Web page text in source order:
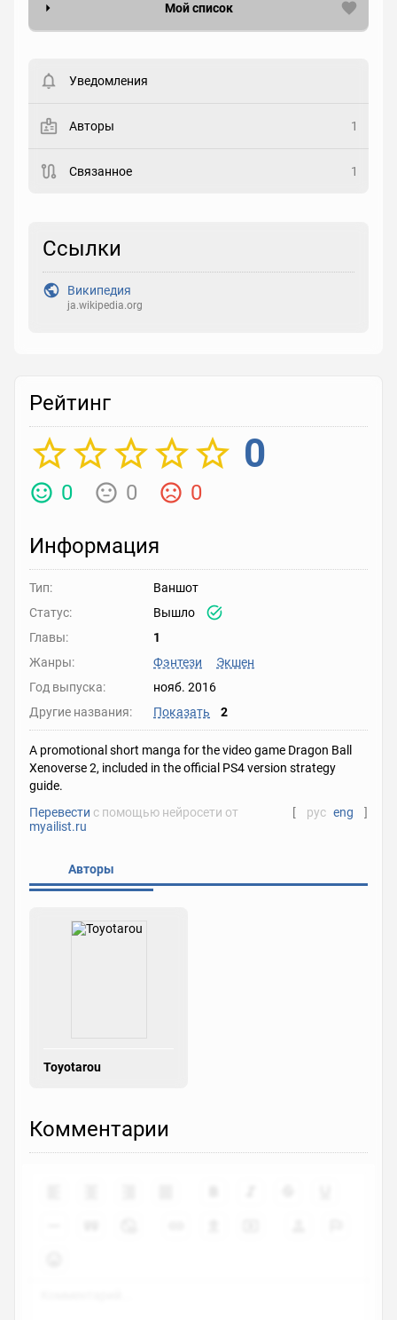
Мой список
Статус
Реакция
Выберите реакцию
Уведомления
Авторы 1
Связанное 1
Ссылки
Википедия
ja.wikipedia.org
Рейтинг
0
0 0 0
Информация
Тип:
Ваншот
Статус:
Вышло
Главы:
1
Жанры:
Фэнтези
Экшен
Год выпуска:
нояб. 2016
Другие названия:
Показать 2
A promotional short manga for the video game Dragon Ball
Xenoverse 2, included in the official PS4 version strategy
guide.
Перевести с помощью нейросети от
myailist.ru
[ рус eng ]
Авторы
Toyotarou
Комментарии